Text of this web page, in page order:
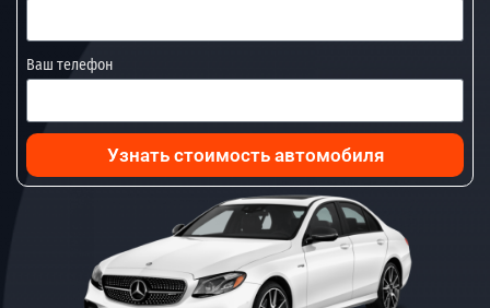
Ваш телефон
Узнать стоимость автомобиля